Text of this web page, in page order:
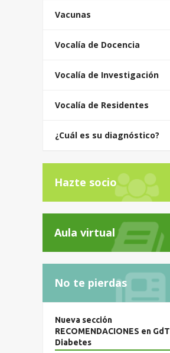
Vacunas
Vocalía de Docencia
Vocalía de Investigación
Vocalía de Residentes
¿Cuál es su diagnóstico?
Hazte socio
Aula virtual
No te pierdas
Nueva sección
RECOMENDACIONES en GdT
Diabetes